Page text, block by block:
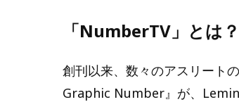
「NumberTV」とは？
創刊以来、数々のアスリート
Graphic Number』が、